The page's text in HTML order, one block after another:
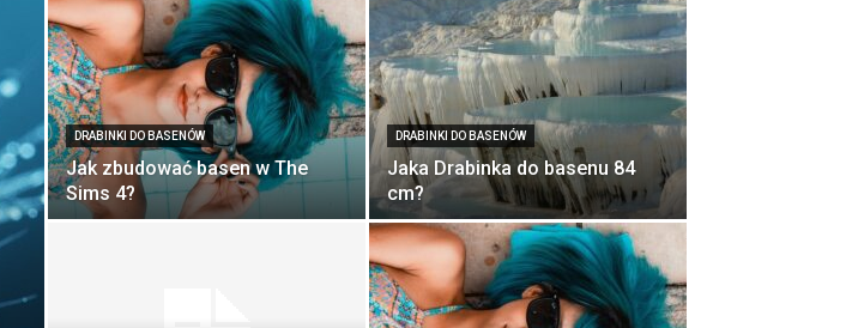
DRABINKI DO BASENÓW
Jak zbudować basen w The
Sims 4?
DRABINKI DO BASENÓW
Jaka Drabinka do basenu 84
cm?